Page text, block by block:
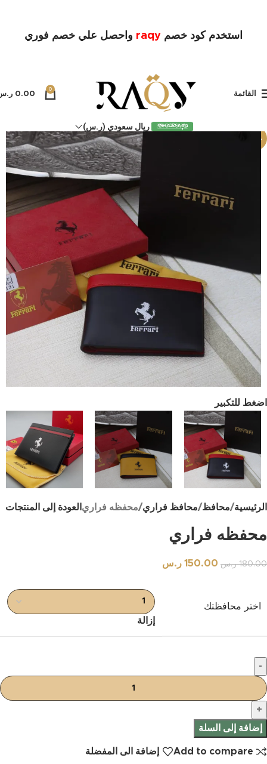
استخدم كود خصم raqy واحصل علي خصم فوري
القائمة
0
0.00
ريال سعودي (ر.س)
-17%
اضغط للتكبير
الرئيسية محافظ محافظ فراري محفظه فراري العودة إلى المنتجات
محفظه فراري
180.00 ر.س 150.00 ر.س
اختر محافظتك
إزالة
إضافة إلى السلة
Add to compare إضافة الى المفضلة